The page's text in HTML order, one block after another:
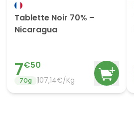
Tablette Noir 70% –
Nicaragua
7€50
70g 107,14€/Kg